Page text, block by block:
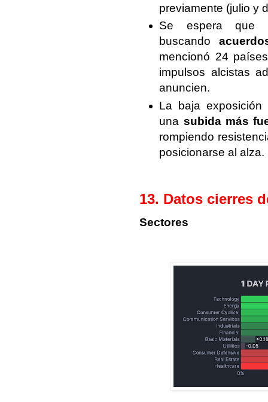
previamente (julio y
Se espera que
buscando
mencionó 24
impulsos alcistas
anuncien.
La baja exposición
una subida más
rompiendo
posicionarse al alza.
13. Datos cierres
Sectores